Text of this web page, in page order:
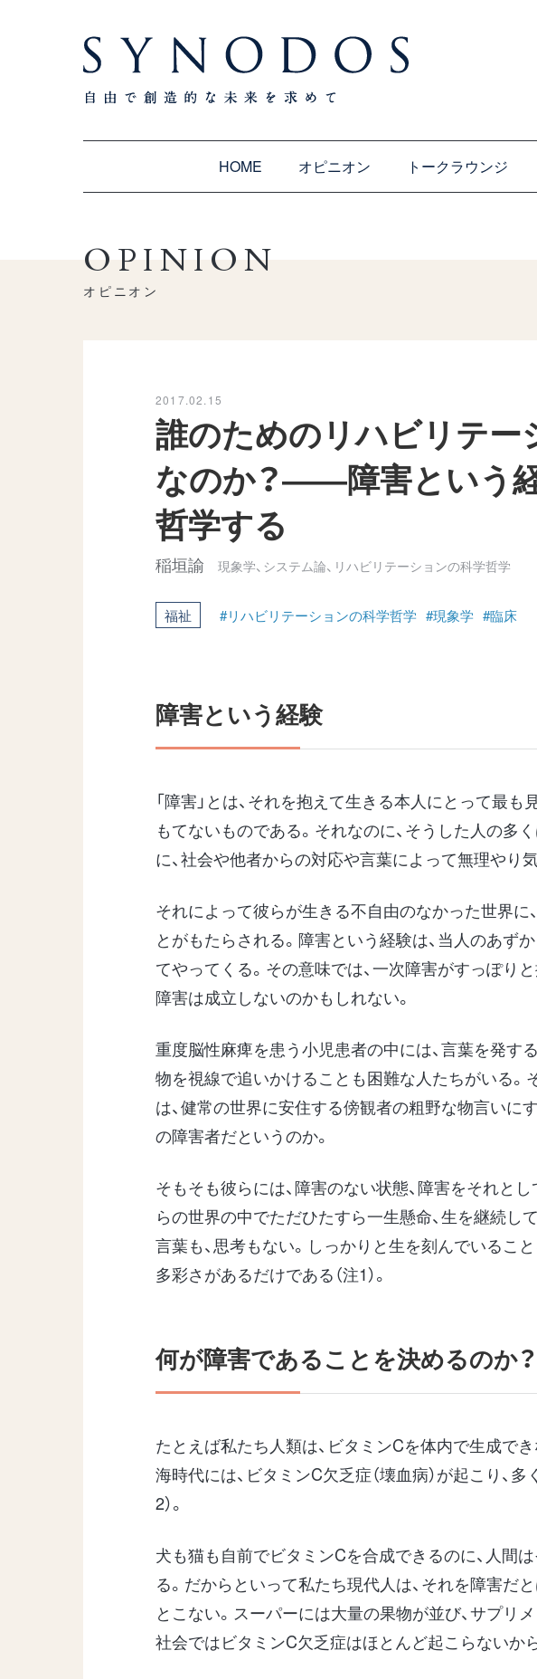
HOME オピニオン トークラウンジ
OPINION
オピニオン
2017.02.15
誰のためのリハビリテー
なのか？――障害という
哲学する
稲垣諭 現象学、システム論、リハビリテーションの科学哲学
福祉 #リハビリテーションの科学哲学 #現象学 #臨床
障害という経験
「障害」とは、それを抱えて生きる本人にとって最
もてないものである。それなのに、そうした人の多
に、社会や他者からの対応や言葉によって無理やり
それによって彼らが生きる不自由のなかった世界に
とがもたらされる。障害という経験は、当人のあず
てやってくる。その意味では、一次障害がすっぽり
障害は成立しないのかもしれない。
重度脳性麻痺を患う小児患者の中には、言葉を発す
物を視線で追いかけることも困難な人たちがいる。
は、健常の世界に安住する傍観者の粗野な物言いに
の障害者だというのか。
そもそも彼らには、障害のない状態、障害をそれと
らの世界の中でただひたすら一生懸命、生を継続し
言葉も、思考もない。しっかりと生を刻んでいるこ
多彩さがあるだけである（注1）。
何が障害であることを決めるのか？
たとえば私たち人類は、ビタミンCを体内で生成で
海時代には、ビタミンC欠乏症（壊血病）が起こり、
2）。
犬も猫も自前でビタミンCを合成できるのに、人間
る。だからといって私たち現代人は、それを障害だ
とこない。スーパーには大量の果物が並び、サプリ
社会ではビタミンC欠乏症はほとんど起こらないから